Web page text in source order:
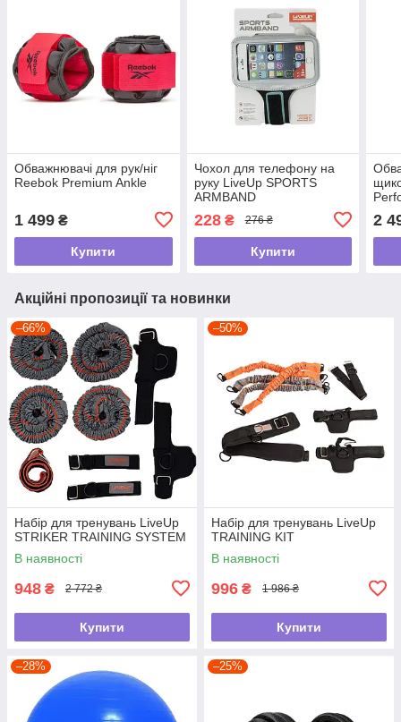
Обважнювачі для рук/ніг
Reebok Premium Ankle
1 499 ₴
Купити
Чохол для телефону на
руку LiveUp SPORTS
ARMBAND
228₴ 276 ₴
Купити
2
Акційні пропозиції та новинки
–66%
Набір для тренувань LiveUp
STRIKER TRAINING SYSTEM
В наявності
948 ₴ 2 772 ₴
Купити
–50%
Набір для тренувань LiveUp
TRAINING KIT
В наявності
996 ₴ 1 986 ₴
Купити
–28% –25%